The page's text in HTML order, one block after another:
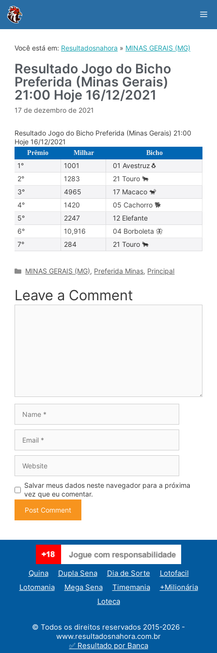
content
Você está em: Resultadosnahora » MINAS GERAIS (MG)
Resultado Jogo do Bicho
Preferida (Minas Gerais)
21:00 Hoje 16/12/2021
17 de dezembro de 2021
Resultado Jogo do Bicho Preferida (Minas Gerais) 21:00
Hoje 16/12/2021
Prêmio Milhar Bicho
1° 1001
01 Avestruz🐧
2°
1283
21 Touro 🐂
3°
4965
17 Macaco 🐒
4°
1420
05 Cachorro 🐕
5°
2247
12 Elefante
6°
10,916
04 Borboleta 🦋
7°
284 21 Touro 🐂
Categories
MINAS GERAIS (MG), Preferida Minas, Principal
Leave a Comment
Salvar meus dados neste navegador para a próxima
vez que eu comentar.
Quina Dupla Sena Dia de Sorte
Lotofacil
Lotomania
Mega Sena Timemania
+Milionária
Loteca
© Todos os direitos reservados 2015-2026 -
www.resultadosnahora.com.br
✅ Resultado por Banca